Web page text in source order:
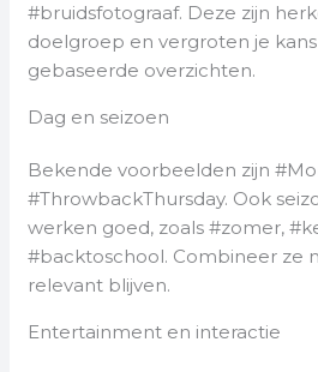
#bruidsfotograaf. Deze zijn
doelgroep en vergroten je
gebaseerde overzichten.
Dag en seizoen
Bekende voorbeelden zijn
#ThrowbackThursday. Ook
werken goed, zoals #zomer,
#backtoschool. Combineer ze
relevant blijven.
Entertainment en interactie